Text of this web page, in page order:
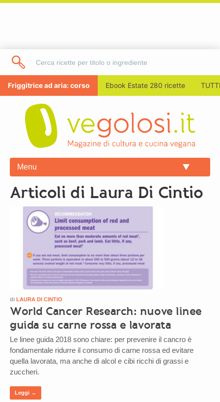
Friggitrice ad aria: corso Ebook Estate 280 ricette
Menu
Articoli di Laura Di Cintio
di LAURA DI CINTIO
World Cancer Research: nuove linee
guida su carne rossa e lavorata
Le linee guida 2018 sono chiare: per prevenire il cancro è
fondamentale ridurre il consumo di carne rossa ed evitare
quella lavorata, ma anche di alcol e cibi ricchi di grassi e
zuccheri.
Leggi →